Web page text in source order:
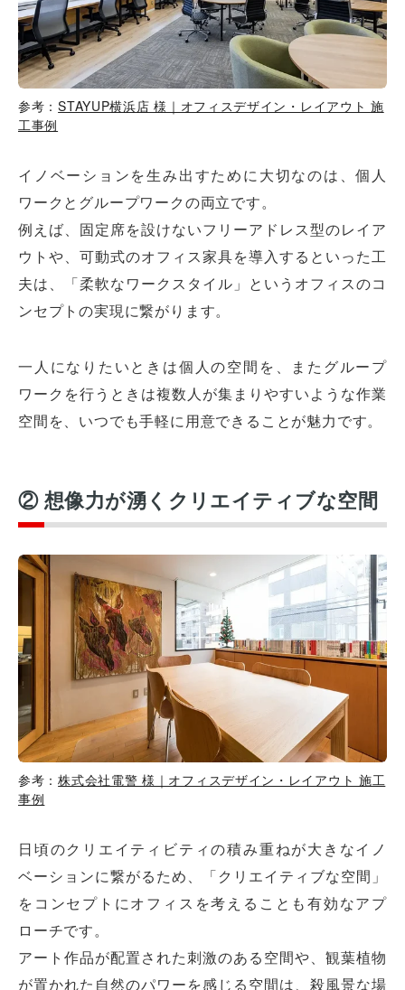
参考：STAYUP横浜店 様｜オフィスデザイン・レイアウト 施
工事例
イノベーションを生み出すために大切なのは、個人
ワークとグループワークの両立です。
例えば、固定席を設けないフリーアドレス型のレイア
ウトや、可動式のオフィス家具を導入するといった工
夫は、「柔軟なワークスタイル」というオフィスのコ
ンセプトの実現に繋がります。
一人になりたいときは個人の空間を、またグループ
ワークを行うときは複数人が集まりやすいような作業
空間を、いつでも手軽に用意できることが魅力です。
② 想像力が湧くクリエイティブな空間
参考：株式会社電警 様｜オフィスデザイン・レイアウト 施工
事例
日頃のクリエイティビティの積み重ねが大きなイノ
ベーションに繋がるため、「クリエイティブな空間」
をコンセプトにオフィスを考えることも有効なアプ
ローチです。
アート作品が配置された刺激のある空間や、観葉植物
が置かれた自然のパワーを感じる空間は、殺風景な場